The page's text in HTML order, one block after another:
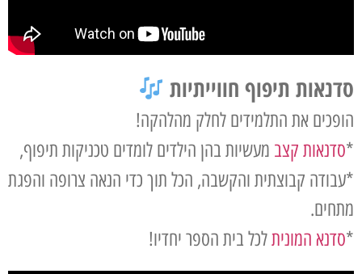
סדנאות תיפוף חווייתיות
הופכים את התלמידים לחלק מהלהקה!
*סדנאות קצב מעשיות בהן הילדים לומדים טכניקות תיפוף,
*עבודה קבוצתית והקשבה, הכל תוך כדי הנאה צרופה והפגת
מתחים.
*סדנא המוניתלכל בית הספר יחדיו!